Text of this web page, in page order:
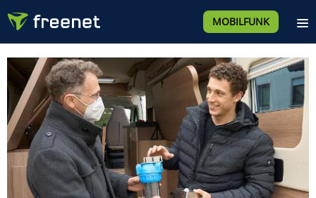
MOBILFUNK